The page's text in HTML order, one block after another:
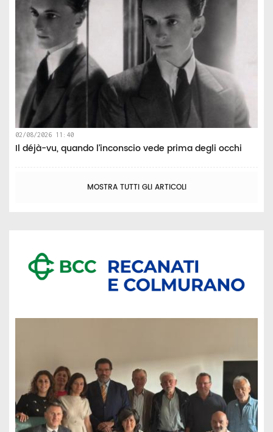
02/08/2026 11:40
Il déjà-vu, quando l’inconscio vede prima degli occhi
MOSTRA TUTTI GLI ARTICOLI